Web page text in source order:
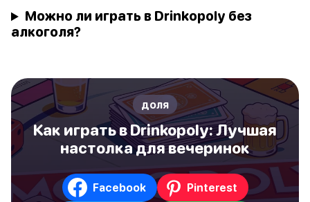
Можно ли играть в Drinkopoly без
алкоголя?
доля
Как играть в Drinkopoly: Лучшая
настолка для вечеринок
Facebook Pinterest